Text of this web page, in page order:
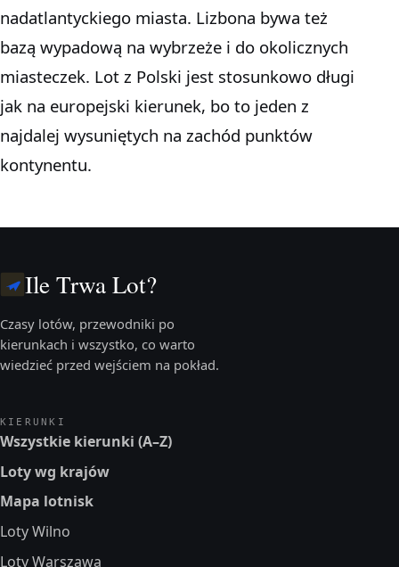
nadatlantyckiego miasta. Lizbona bywa też
bazą wypadową na wybrzeże i do okolicznych
miasteczek. Lot z Polski jest stosunkowo długi
jak na europejski kierunek, bo to jeden z
najdalej wysuniętych na zachód punktów
kontynentu.
Ile Trwa Lot?
Czasy lotów, przewodniki po
kierunkach i wszystko, co warto
wiedzieć przed wejściem na pokład.
KIERUNKI
Wszystkie kierunki (A–Z)
Loty wg krajów
Mapa lotnisk
Loty Wilno
Loty Warszawa